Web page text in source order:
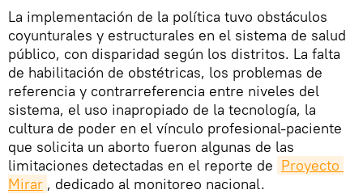
La implementación de la política tuvo obstáculos
coyunturales y estructurales en el sistema de salud
público, con disparidad según los distritos. La falta
de habilitación de obstétricas, los problemas de
referencia y contrarreferencia entre niveles del
sistema, el uso inapropiado de la tecnología, la
cultura de poder en el vínculo profesional-paciente
que solicita un aborto fueron algunas de las
limitaciones detectadas en el reporte de Proyecto
Mirar , dedicado al monitoreo nacional.